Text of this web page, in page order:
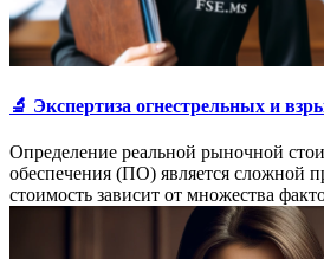
🔬 Экспертиза огнестрельных и
Определение реальной рыночной
обеспечения (ПО) является сложной
стоимость зависит от множества